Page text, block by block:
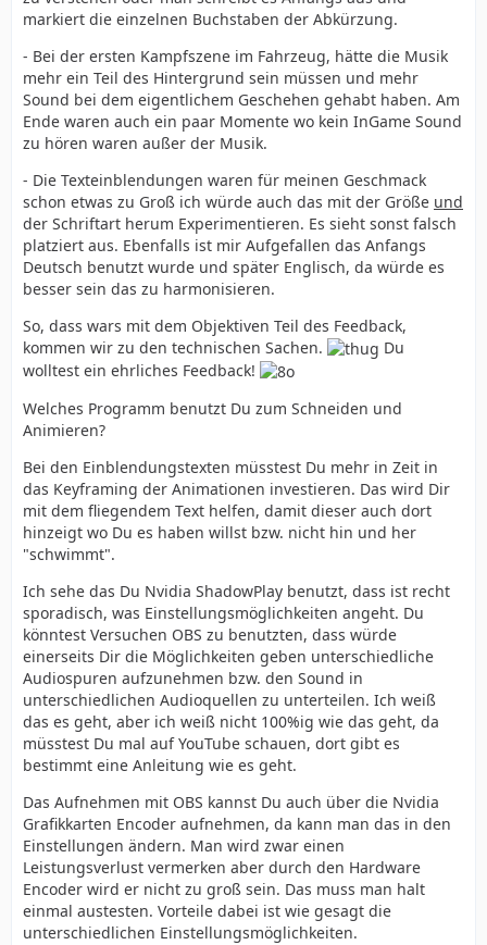
markiert die einzelnen Buchstaben der Abkürzung.
- Bei der ersten Kampfszene im Fahrzeug, hätte die Musik
mehr ein Teil des Hintergrund sein müssen und mehr
Sound bei dem eigentlichem Geschehen gehabt haben. Am
Ende waren auch ein paar Momente wo kein InGame Sound
zu hören waren außer der Musik.
- Die Texteinblendungen waren für meinen Geschmack
schon etwas zu Groß ich würde auch das mit der Größe und
der Schriftart herum Experimentieren. Es sieht sonst falsch
platziert aus. Ebenfalls ist mir Aufgefallen das Anfangs
Deutsch benutzt wurde und später Englisch, da würde es
besser sein das zu harmonisieren.
So, dass wars mit dem Objektiven Teil des Feedback,
kommen wir zu den technischen Sachen.
Du
wolltest ein ehrliches Feedback!
Welches Programm benutzt Du zum Schneiden und
Animieren?
Bei den Einblendungstexten müsstest Du mehr in Zeit in
das Keyframing der Animationen investieren. Das wird Dir
mit dem fliegendem Text helfen, damit dieser auch dort
hinzeigt wo Du es haben willst bzw. nicht hin und her
"schwimmt".
Ich sehe das Du Nvidia ShadowPlay benutzt, dass ist recht
sporadisch, was Einstellungsmöglichkeiten angeht. Du
könntest Versuchen OBS zu benutzten, dass würde
einerseits Dir die Möglichkeiten geben unterschiedliche
Audiospuren aufzunehmen bzw. den Sound in
unterschiedlichen Audioquellen zu unterteilen. Ich weiß
das es geht, aber ich weiß nicht 100%ig wie das geht, da
müsstest Du mal auf YouTube schauen, dort gibt es
bestimmt eine Anleitung wie es geht.
Das Aufnehmen mit OBS kannst Du auch über die Nvidia
Grafikkarten Encoder aufnehmen, da kann man das in den
Einstellungen ändern. Man wird zwar einen
Leistungsverlust vermerken aber durch den Hardware
Encoder wird er nicht zu groß sein. Das muss man halt
einmal austesten. Vorteile dabei ist wie gesagt die
unterschiedlichen Einstellungsmöglichkeiten.